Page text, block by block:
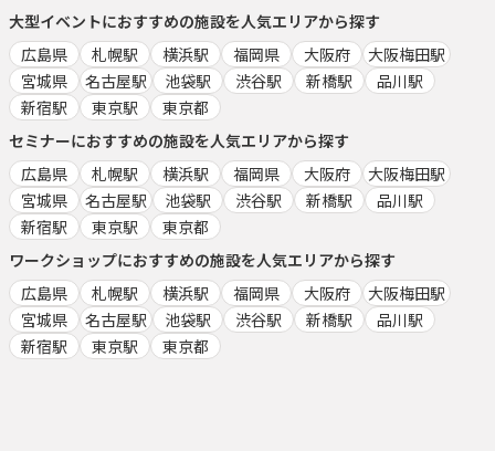
大型イベントにおすすめの施設を人気エリアから探す
広島県
札幌駅 横浜駅 福岡県 大阪府
大阪梅田駅
宮城県
名古屋駅 池袋駅 渋谷駅 新橋駅
品川駅
新宿駅
東京駅
東京都
セミナーにおすすめの施設を人気エリアから探す
広島県
札幌駅 横浜駅 福岡県 大阪府
大阪梅田駅
宮城県
名古屋駅 池袋駅 渋谷駅 新橋駅
品川駅
新宿駅
東京駅
東京都
ワークショップにおすすめの施設を人気エリアから探す
広島県
札幌駅 横浜駅 福岡県 大阪府
大阪梅田駅
宮城県
名古屋駅 池袋駅 渋谷駅 新橋駅
品川駅
新宿駅
東京駅 東京都